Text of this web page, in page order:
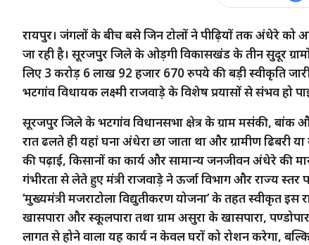
रायपुर। जंगलों के बीच बसे जिन टोलों ने पीढ़ियों तक अंधेरे को
जा रही है। सूरजपुर जिले के ओड़गी विकासखंड के तीन सुदूर
लिए 3 करोड़ 6 लाख 92 हजार 670 रुपये की बड़ी स्वीकृति
भटगांव विधायक लक्ष्मी राजवाड़े के विशेष प्रयासों से संभव हो
सूरजपुर जिले के भटगांव विधानसभा क्षेत्र के ग्राम मसंकी,
रात ढलते ही यहां घना अंधेरा छा जाता था और ग्रामीण ढिबरी
की पढ़ाई, किसानों का कार्य और सामान्य जनजीवन अंधेरे की
गंभीरता से लेते हुए मंत्री राजवाड़े ने ऊर्जा विभाग और राज्य
‘मुख्यमंत्री मजराटोला विद्युतीकरण योजना’ के तहत स्वीकृत
खासपारा और स्कूलपारा तथा ग्राम असुरा के खासपारा,
लागत से होने वाला यह कार्य न केवल घरों को रोशन करेगा,